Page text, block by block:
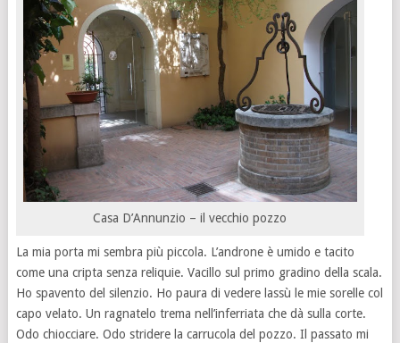
Casa D’Annunzio – il vecchio pozzo
La mia porta mi sembra più piccola. L’androne è umido e tacito
come una cripta senza reliquie. Vacillo sul primo gradino della scala.
Ho spavento del silenzio. Ho paura di vedere lassù le mie sorelle col
capo velato. Un ragnatelo trema nell’inferriata che dà sulla corte.
Odo chiocciare. Odo stridere la carrucola del pozzo. Il passato mi